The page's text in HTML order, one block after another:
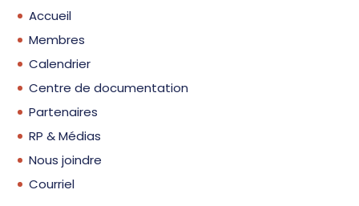
Accueil
Membres
Calendrier
Centre de documentation
Partenaires
RP & Médias
Nous joindre
Courriel